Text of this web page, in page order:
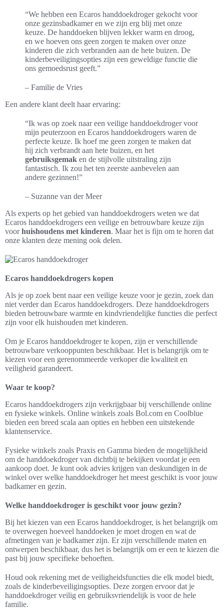
“We hebben een Ecaros handdoekdroger gekocht voor
onze gezinsbadkamer en we zijn erg blij met onze
keuze. De handdoeken blijven lekker warm en droog,
en we hoeven ons geen zorgen te maken over onze
kinderen die zich verbranden aan de hete buizen. De
kinderbeveiligingsopties zijn een geweldige functie die
ons gemoedsrust geeft.”
– Familie de Vries
Een andere klant deelt haar ervaring:
“Ik was op zoek naar een veilige handdoekdroger voor
mijn peuterzoon en Ecaros handdoekdrogers waren de
perfecte keuze. Ik hoef me geen zorgen te maken dat
hij zich verbrandt aan hete buizen, en het
gebruiksgemak en de stijlvolle uitstraling zijn
fantastisch. Ik zou het ten zeerste aanbevelen aan
andere gezinnen!”
– Suzanne van der Meer
Als experts op het gebied van handdoekdrogers weten we dat
Ecaros handdoekdrogers een veilige en betrouwbare keuze zijn
voorhuishoudens met kinderen. Maar het is fijn om te horen dat
onze klanten deze mening ook delen.
Ecaros handdoekdrogers kopen
Als je op zoek bent naar een veilige keuze voor je gezin, zoek dan
niet verder dan Ecaros handdoekdrogers. Deze handdoekdrogers
bieden betrouwbare warmte en kindvriendelijke functies die perfect
zijn voor elk huishouden met kinderen.
Om je Ecaros handdoekdroger te kopen, zijn er verschillende
betrouwbare verkooppunten beschikbaar. Het is belangrijk om te
kiezen voor een gerenommeerde verkoper die kwaliteit en
veiligheid garandeert.
Waar te koop?
Ecaros handdoekdrogers zijn verkrijgbaar bij verschillende online
en fysieke winkels. Online winkels zoals Bol.com en Coolblue
bieden een breed scala aan opties en hebben een uitstekende
klantenservice.
Fysieke winkels zoals Praxis en Gamma bieden de mogelijkheid
om de handdoekdroger van dichtbij te bekijken voordat je een
aankoop doet. Je kunt ook advies krijgen van deskundigen in de
winkel over welke handdoekdroger het meest geschikt is voor jouw
badkamer en gezin.
Welke handdoekdroger is geschikt voor jouw gezin?
Bij het kiezen van een Ecaros handdoekdroger, is het belangrijk om
te overwegen hoeveel handdoeken je moet drogen en wat de
afmetingen van je badkamer zijn. Er zijn verschillende maten en
ontwerpen beschikbaar, dus het is belangrijk om er een te kiezen die
past bij jouw specifieke behoeften.
Houd ook rekening met de veiligheidsfuncties die elk model biedt,
zoals de kinderbeveiligingsopties. Deze zorgen ervoor dat je
handdoekdroger veilig en gebruiksvriendelijk is voor de hele
familie.